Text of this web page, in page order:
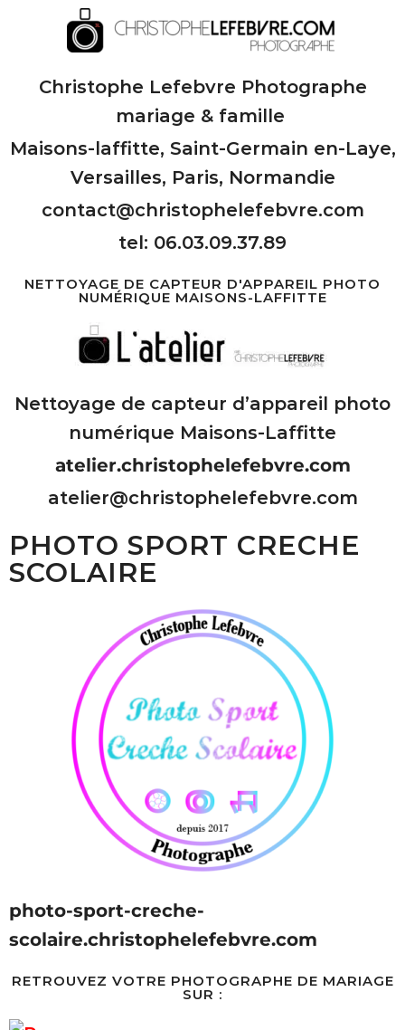
Christophe Lefebvre Photographe
mariage & famille
Maisons-laffitte, Saint-Germain en-Laye,
Versailles, Paris, Normandie
contact@christophelefebvre.com
tel: 06.03.09.37.89
NETTOYAGE DE CAPTEUR D'APPAREIL PHOTO
NUMÉRIQUE MAISONS-LAFFITTE
Nettoyage de capteur d’appareil photo
numérique Maisons-Laffitte
atelier.christophelefebvre.com
atelier@christophelefebvre.com
PHOTO SPORT CRECHE
SCOLAIRE
photo-sport-creche-
scolaire.christophelefebvre.com
RETROUVEZ VOTRE PHOTOGRAPHE DE MARIAGE
SUR :